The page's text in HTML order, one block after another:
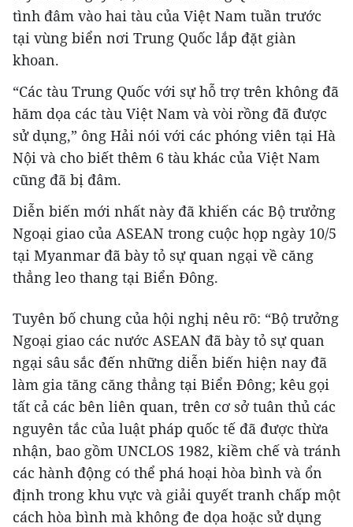
tình đâm vào hai tàu của Việt Nam tuần trước
tại vùng biển nơi Trung Quốc lắp đặt giàn
khoan.
“Các tàu Trung Quốc với sự hỗ trợ trên không đã
hăm dọa các tàu Việt Nam và vòi rồng đã được
sử dụng,” ông Hải nói với các phóng viên tại Hà
Nội và cho biết thêm 6 tàu khác của Việt Nam
cũng đã bị đâm.
Diễn biến mới nhất này đã khiến các Bộ trưởng
Ngoại giao của ASEAN trong cuộc họp ngày 10/5
tại Myanmar đã bày tỏ sự quan ngại về căng
thẳng leo thang tại Biển Đông.
Tuyên bố chung của hội nghị nêu rõ: “Bộ trưởng
Ngoại giao các nước ASEAN đã bày tỏ sự quan
ngại sâu sắc đến những diễn biến hiện nay đã
làm gia tăng căng thẳng tại Biển Đông; kêu gọi
tất cả các bên liên quan, trên cơ sở tuân thủ các
nguyên tắc của luật pháp quốc tế đã được thừa
nhận, bao gồm UNCLOS 1982, kiềm chế và tránh
các hành động có thể phá hoại hòa bình và ổn
định trong khu vực và giải quyết tranh chấp một
cách hòa bình mà không đe dọa hoặc sử dụng